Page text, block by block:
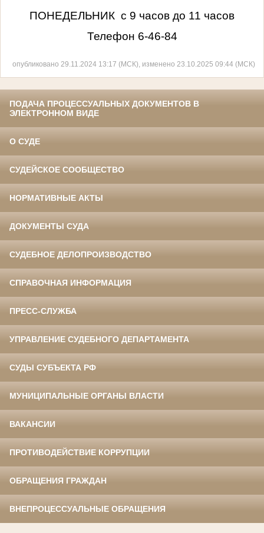
ПОНЕДЕЛЬНИК с 9 часов до 11 часов
Телефон 6-46-84
опубликовано 29.11.2024 13:17 (МСК), изменено 23.10.2025 09:44 (МСК)
ПОДАЧА ПРОЦЕССУАЛЬНЫХ ДОКУМЕНТОВ В
ЭЛЕКТРОННОМ ВИДЕ
О СУДЕ
СУДЕЙСКОЕ СООБЩЕСТВО
НОРМАТИВНЫЕ АКТЫ
ДОКУМЕНТЫ СУДА
СУДЕБНОЕ ДЕЛОПРОИЗВОДСТВО
СПРАВОЧНАЯ ИНФОРМАЦИЯ
ПРЕСС-СЛУЖБА
УПРАВЛЕНИЕ СУДЕБНОГО ДЕПАРТАМЕНТА
СУДЫ СУБЪЕКТА РФ
МУНИЦИПАЛЬНЫЕ ОРГАНЫ ВЛАСТИ
ВАКАНСИИ
ПРОТИВОДЕЙСТВИЕ КОРРУПЦИИ
ОБРАЩЕНИЯ ГРАЖДАН
ВНЕПРОЦЕССУАЛЬНЫЕ ОБРАЩЕНИЯ